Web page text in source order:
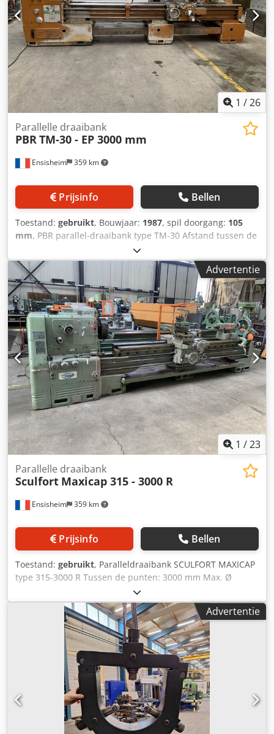
Motorkracht: 13 pk Voeding: automatisch dwars + langs
Gesnelde koppeling Smeermiddelreservoir Afmetingen (L x
B x H): 6500 x 1800 x 1900 mm Gewicht: ca. 7 T
1 /26
Ensisheim 359 km
Parallelle draaibank
PBRTM-30 - EP 3000 mm
Prijsinfo Bellen
Toestand: gebruikt, Bouwjaar: 1987, spil doorgang: 105
mm, PBR parallel-draaibank type TM-30 Afstand tussen de
centers: 3000 mm Max. Ø boven het bed: 620 mm Max. Ø
boven de support: 400 mm Max. diameter in gebroken
bed: 860 mm Spil diameter: Ø 105 mm Spilsnelheid: van 15
tot 1500 tpm 3-klauwplaat Ø 315 mm Bouwjaar: 1987
Motor: 15 PK Codezmwq Djpfx Ahroha Schroefdraad:
Metrisch + Whitworth Meestertap CM5 2-assige digitaal
uitlezing Voorzien van: één 3-punts vaste bril Snelvoeding
niet functioneel: automatische langs-/dwarstraverse X + Z
niet functioneel Spanning: 380 V Afmetingen (L x B x H):
4900 x 1500 x 1700 mm Gewicht: 4,5 t
Advertentie
1 /23
Ensisheim 359 km
Parallelle draaibank
Sculfort Maxicap 315 - 3000 R
Prijsinfo Bellen
Toestand: gebruikt, Paralleldraaibank SCULFORT MAXICAP
type 315-3000 R Tussen de punten: 3000 mm Max. Ø
boven bed: Ø 635 mm Max. Ø boven support: Ø 470 mm
Max. Ø in onderbroken bed: Ø 1000 mm x breedte 200 mm
Spilmotor: 13 pk Spil diameter: Ø 71 mm Toerental: van 20
tot 1300 omw/min Vierkant gereedschapshouder
GOODSHAPE 3-klauwplaat Ø 380 mm Chedpozmwqwjfx
Ahrsa Draadsoorten: metrisch + Whitworth Achterbrug:
MK5 Voeding: automatisch lengte- + dwarsvoeding
Uitgerust met: 1 smeerpomp + 1 vlakplaat Ø 1000 mm
Uitgerust met: 2 vaste brillen: Ø 380 mm + Ø 1000 mm
Spanning: 380 V Afmetingen (LxBxH): 5200 x 1600 x 1700
mm Gewicht: ca. 5 ton
Advertentie